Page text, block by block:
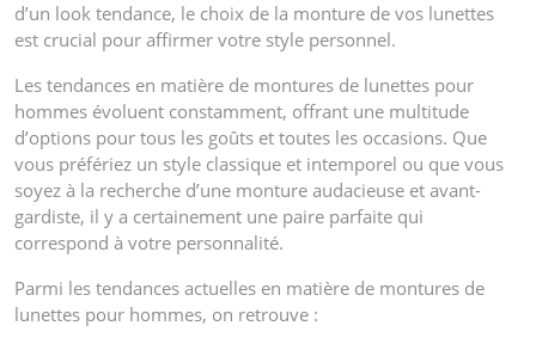
d’un look tendance, le choix de la monture de vos lunettes
est crucial pour affirmer votre style personnel.
Les tendances en matière de montures de lunettes pour
hommes évoluent constamment, offrant une multitude
d’options pour tous les goûts et toutes les occasions. Que
vous préfériez un style classique et intemporel ou que vous
soyez à la recherche d’une monture audacieuse et avant-
gardiste, il y a certainement une paire parfaite qui
correspond à votre personnalité.
Parmi les tendances actuelles en matière de montures de
lunettes pour hommes, on retrouve :